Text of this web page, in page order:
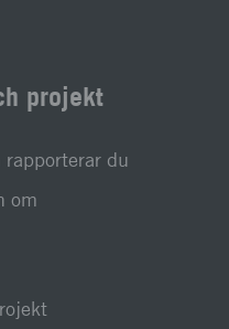
projekt
rapporterar du
om